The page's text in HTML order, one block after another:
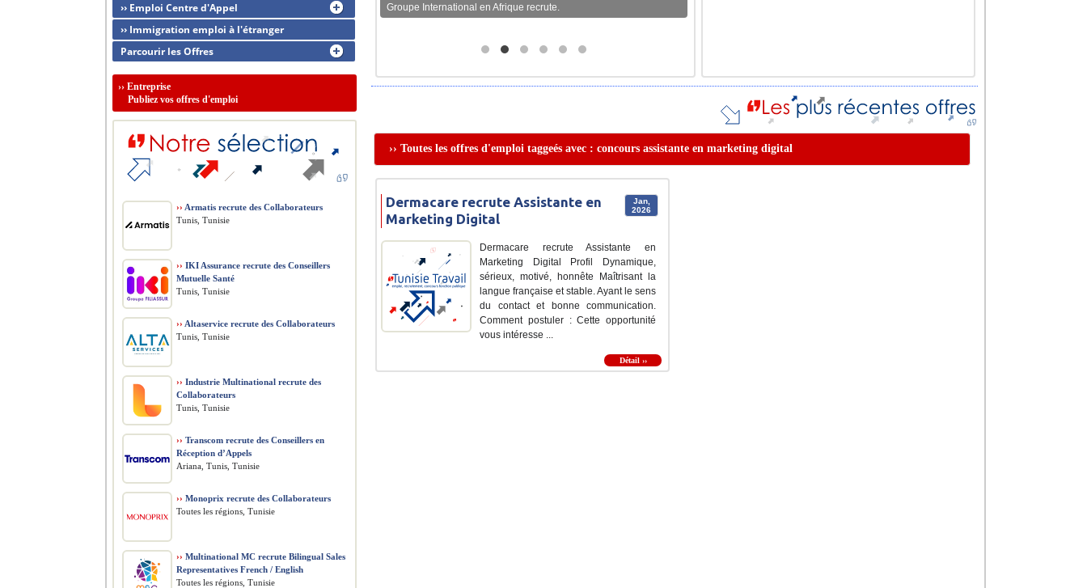
Groupe International en Afrique recrute.
›› Toutes les offres d'emploi taggeés avec : concours assistante en marketing digital
Jan,
2026
Dermacare recrute Assistante en
Marketing Digital
Dermacare recrute Assistante en
Marketing Digital Profil Dynamique,
sérieux, motivé, honnête Maîtrisant la
langue française et stable. Ayant le sens
du contact et bonne communication.
Comment postuler : Cette opportunité
vous intéresse ...
Détail ››
›› Emploi Centre d'Appel
›› Immigration emploi à l'étranger
Parcourir les Offres
›› Entreprise
Publiez vos offres d'emploi
›› Armatis recrute des Collaborateurs
Tunis, Tunisie
›› IKI Assurance recrute des Conseillers
Mutuelle Santé
Tunis, Tunisie
›› Altaservice recrute des Collaborateurs
Tunis, Tunisie
›› Industrie Multinational recrute des
Collaborateurs
Tunis, Tunisie
›› Transcom recrute des Conseillers en
Réception d’Appels
Ariana, Tunis, Tunisie
›› Monoprix recrute des Collaborateurs
Toutes les régions, Tunisie
›› Multinational MC recrute Bilingual Sales
Representatives French / English
Toutes les régions, Tunisie